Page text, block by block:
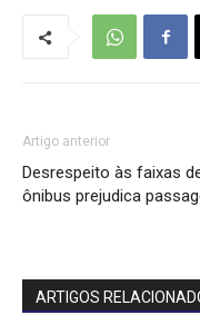
Artigo anterior
Desrespeito às faixas
ônibus prejudica
ARTIGOS